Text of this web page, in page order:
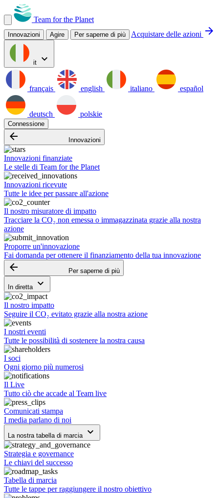
Team for the Planet
Innovazioni Agire Per saperne di più Acquistare delle azioni arrow_forward
it expand_more
français english italiano español
deutsch polskie
Connessione
arrow_backward Innovazioni
Innovazioni finanziate
Le stelle di Team for the Planet
Innovazioni ricevute
Tutte le idee per passare all'azione
Il nostro misuratore di impatto
Tracciare la CO₂ non emessa o immagazzinata grazie alla nostra
azione
Proporre un'innovazione
Fai domanda per ottenere il finanziamento della tua innovazione
arrow_backward Per saperne di più
In diretta keyboard_arrow_down
Il nostro impatto
Seguire il CO₂ evitato grazie alla nostra azione
I nostri eventi
Tutte le possibilità di sostenere la nostra causa
I soci
Ogni giorno più numerosi
Il Live
Tutto ciò che accade al Team live
Comunicati stampa
I media parlano di noi
La nostra tabella di marcia keyboard_arrow_down
Strategia e governance
Le chiavi del successo
Tabella di marcia
Tutte le tappe per raggiungere il nostro obiettivo